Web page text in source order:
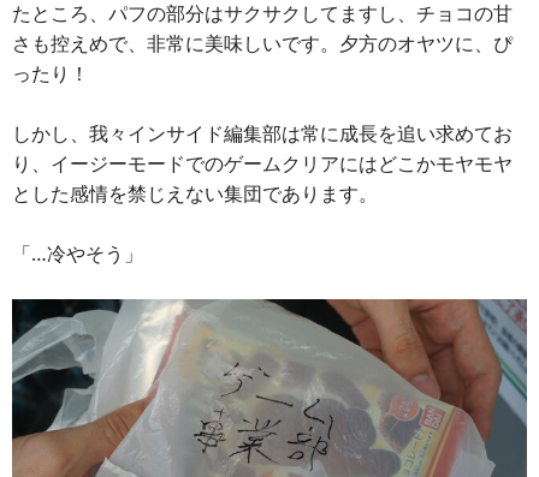
たところ、パフの部分はサクサクしてますし、チョコの甘
さも控えめで、非常に美味しいです。夕方のオヤツに、ぴ
ったり！
しかし、我々インサイド編集部は常に成長を追い求めてお
り、イージーモードでのゲームクリアにはどこかモヤモヤ
とした感情を禁じえない集団であります。
「…冷やそう」